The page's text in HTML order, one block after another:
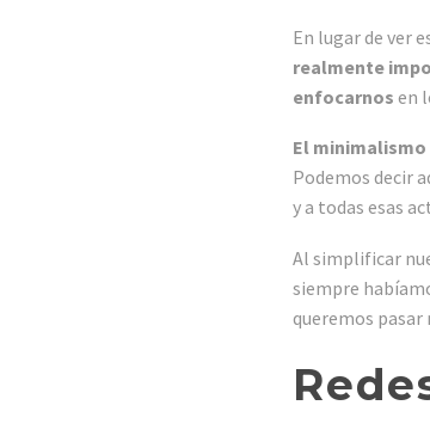
En lugar de ver
realmente
enfocarnos en
El
Podemos decir
y a todas esas
Al simplificar
siempre
queremos